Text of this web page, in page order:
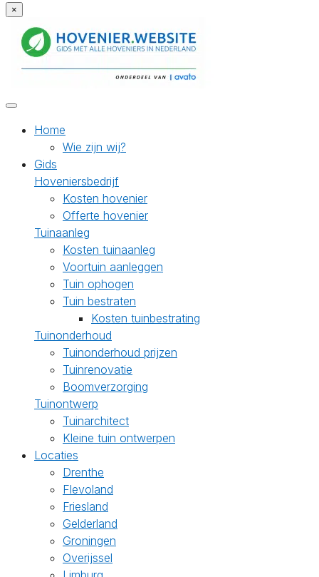
×
Home
Wie zijn wij?
Gids
Hoveniersbedrijf
Kosten hovenier
Offerte hovenier
Tuinaanleg
Kosten tuinaanleg
Voortuin aanleggen
Tuin ophogen
Tuin bestraten
Kosten tuinbestrating
Tuinonderhoud
Tuinonderhoud prijzen
Tuinrenovatie
Boomverzorging
Tuinontwerp
Tuinarchitect
Kleine tuin ontwerpen
Locaties
Drenthe
Flevoland
Friesland
Gelderland
Groningen
Overijssel